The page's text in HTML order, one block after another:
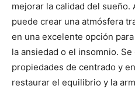
mejorar la calidad del sueño.
puede crear una atmósfera
en una excelente opción
la ansiedad o el insomnio.
propiedades de centrado y
restaurar el equilibrio y la